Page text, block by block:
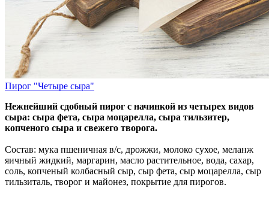
Пирог "Четыре сыра"
Нежнейший сдобный пирог с начинкой из четырех видов
сыра: сыра фета, сыра моцарелла, сыра тильзитер,
копченого сыра и свежего творога.
Состав: мука пшеничная в/с, дрожжи, молоко сухое, меланж
яичный жидкий, маргарин, масло растительное, вода, сахар,
соль, копченый колбасный сыр, сыр фета, сыр моцарелла, сыр
тильзиталь, творог и майонез, покрытие для пирогов.